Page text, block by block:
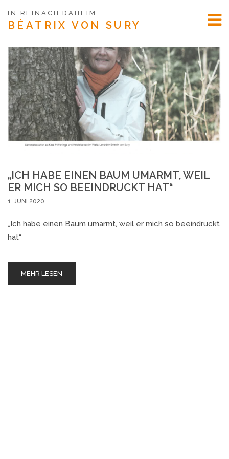
IN REINACH DAHEIM
BÉATRIXVON SURY
„ICH HABE EINEN BAUM UMARMT, WEIL
ER MICH SO BEEINDRUCKT HAT“
1. JUNI 2020
„Ich habe einen Baum umarmt, weil er mich so beeindruckt
hat“
MEHR LESEN